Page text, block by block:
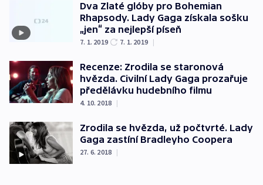
Dva Zlaté glóby pro Bohemian
Rhapsody. Lady Gaga získala sošku
„jen“ za nejlepší píseň
7. 1. 2019 7. 1. 2019 |
Recenze: Zrodila se staronová
hvězda. Civilní Lady Gaga prozařuje
předělávku hudebního filmu
4. 10. 2018 |
Zrodila se hvězda, už počtvrté. Lady
Gaga zastíní Bradleyho Coopera
27. 6. 2018 |